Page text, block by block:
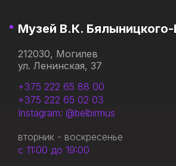
Музей В.К. Бялыницкого-
212030, Могилев
ул. Ленинская, 37
+375 222 65 88 00
+375 222 65 02 03
Instagram: @belbirmus
вторник - воскресенье
с 11:00 до 19:00